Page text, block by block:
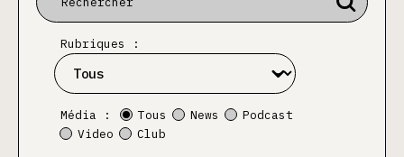
Rubriques :
Média : Tous News
Podcast
Video
Club